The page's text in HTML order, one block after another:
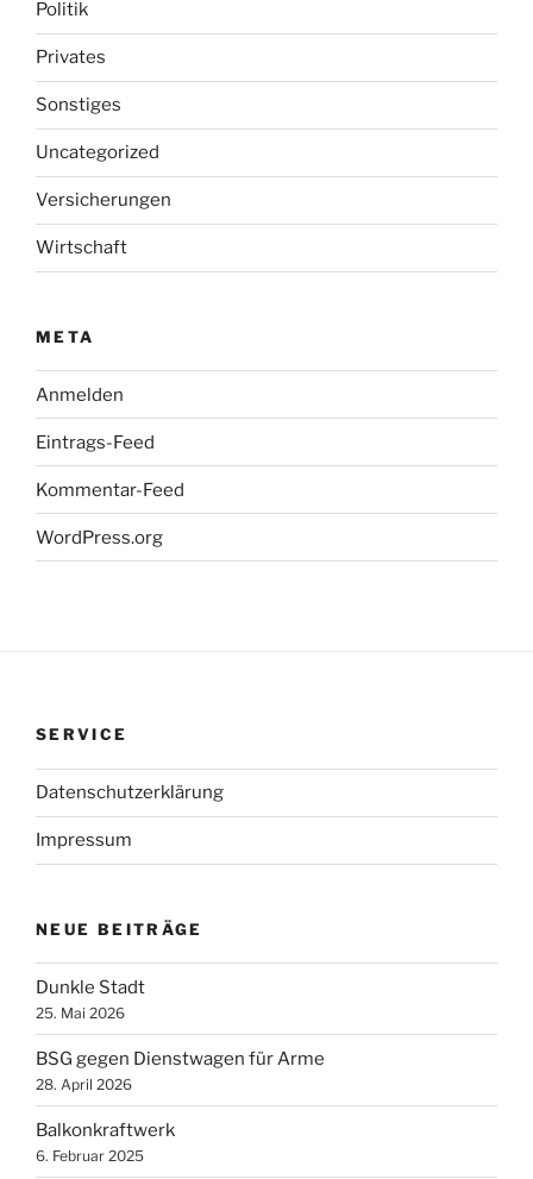
Politik
Privates
Sonstiges
Uncategorized
Versicherungen
Wirtschaft
META
Anmelden
Eintrags-Feed
Kommentar-Feed
WordPress.org
SERVICE
Datenschutzerklärung
Impressum
NEUE BEITRÄGE
Dunkle Stadt
25. Mai 2026
BSG gegen Dienstwagen für Arme
28. April 2026
Balkonkraftwerk
6. Februar 2025